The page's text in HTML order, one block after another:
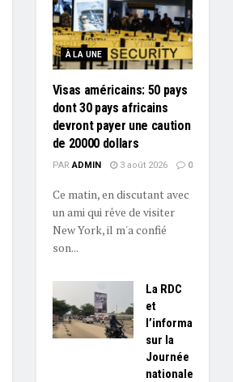
À LA UNE
Visas américains: 50 pays
dont 30 pays africains
devront payer une caution
de 20000 dollars
PAR ADMIN 3 août 2026 0
Ce matin, en discutant avec
un ami qui rêve de visiter
New York, il m'a confié
son...
La RDC
et
l’information
sur la
Journée
nationale